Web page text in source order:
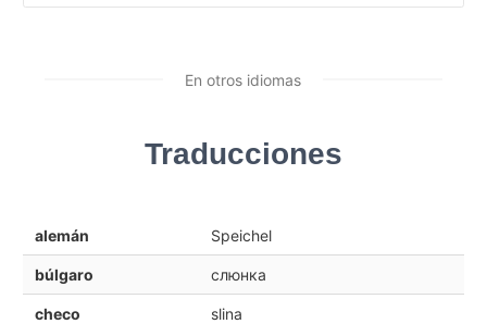
En otros idiomas
Traducciones
alemán Speichel
búlgaro слюнка
checo slina